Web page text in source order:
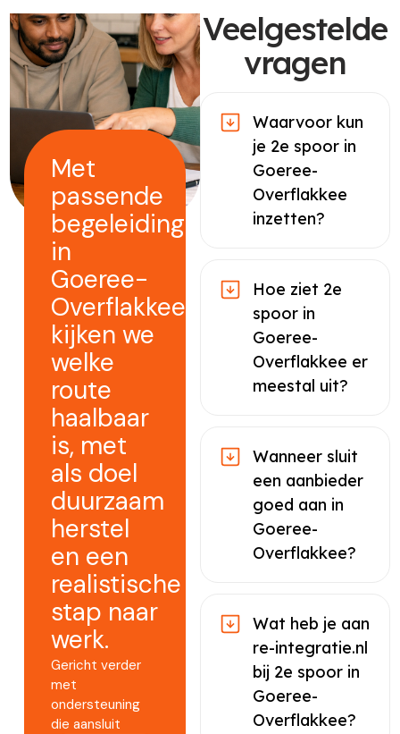
Met
passende
begeleiding
in
Goeree-
Overflakkee
kijken we
welke
route
haalbaar
is, met
als doel
duurzaam
herstel
en een
realistische
stap naar
werk.
Gericht verder
met
ondersteuning
die aansluit
Veelgestelde
vragen
Waarvoor kun
je 2e spoor in
Goeree-
Overflakkee
inzetten?
Hoe ziet 2e
spoor in
Goeree-
Overflakkee er
meestal uit?
Wanneer sluit
een aanbieder
goed aan in
Goeree-
Overflakkee?
Wat heb je aan
re-integratie.nl
bij 2e spoor in
Goeree-
Overflakkee?